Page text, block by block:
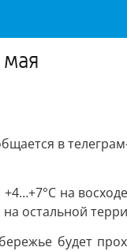
в
на
остальной
будет